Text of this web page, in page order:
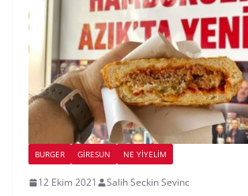
BURGER GIRESUN NE YİYELİM
12 Ekim 2021 Salih Seckin Sevinc